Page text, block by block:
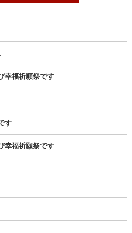
幸福祈願祭です
す
幸福祈願祭です